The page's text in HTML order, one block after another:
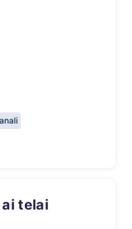
ai telai